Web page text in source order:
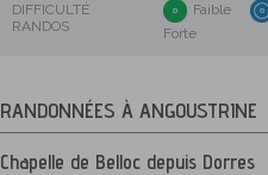
DIFFICULTÉ
RANDOS
Faible
Forte
RANDONNÉES À ANGOUSTRINE
Chapelle de Belloc depuis Dorres